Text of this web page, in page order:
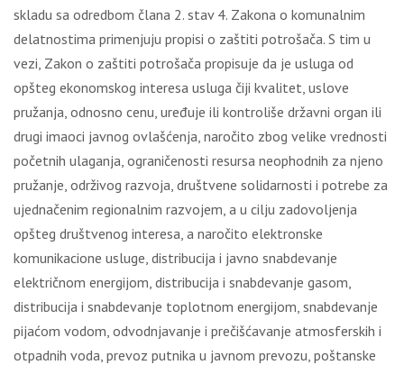
skladu sa odredbom člana 2. stav 4. Zakona o komunalnim
delatnostima primenjuju propisi o zaštiti potrošača. S tim u
vezi, Zakon o zaštiti potrošača propisuje da je usluga od
opšteg ekonomskog interesa usluga čiji kvalitet, uslove
pružanja, odnosno cenu, uređuje ili kontroliše državni organ ili
drugi imaoci javnog ovlašćenja, naročito zbog velike vrednosti
početnih ulaganja, ograničenosti resursa neophodnih za njeno
pružanje, održivog razvoja, društvene solidarnosti i potrebe za
ujednačenim regionalnim razvojem, a u cilјu zadovolјenja
opšteg društvenog interesa, a naročito elektronske
komunikacione usluge, distribucija i javno snabdevanje
električnom energijom, distribucija i snabdevanje gasom,
distribucija i snabdevanje toplotnom energijom, snabdevanje
pijaćom vodom, odvodnjavanje i prečišćavanje atmosferskih i
otpadnih voda, prevoz putnika u javnom prevozu, poštanske